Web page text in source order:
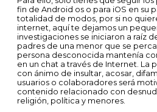
fin de Android os o para iOS en su
totalidad de modos, por si no
internet, aquí te dejamos un
investigaciones se iniciaron a raíz
padres de una menor que se
persona desconocida mantenía
en un chat a través de Internet. La
con ánimo de insultar, acosar,
usuarios o colaboradores será
contenido relacionado con
religión, política y menores.